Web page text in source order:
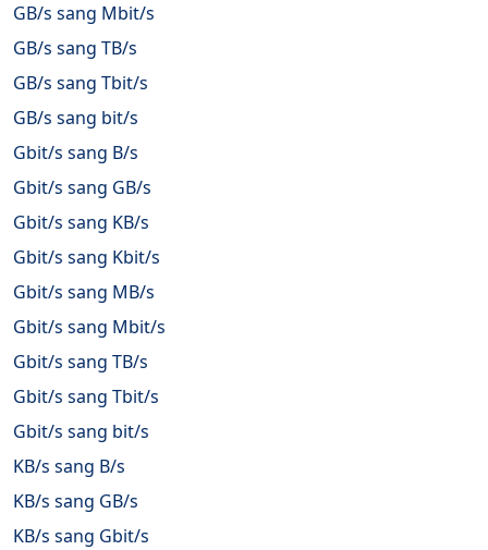
GB/s sang Mbit/s
GB/s sang TB/s
GB/s sang Tbit/s
GB/s sang bit/s
Gbit/s sang B/s
Gbit/s sang GB/s
Gbit/s sang KB/s
Gbit/s sang Kbit/s
Gbit/s sang MB/s
Gbit/s sang Mbit/s
Gbit/s sang TB/s
Gbit/s sang Tbit/s
Gbit/s sang bit/s
KB/s sang B/s
KB/s sang GB/s
KB/s sang Gbit/s